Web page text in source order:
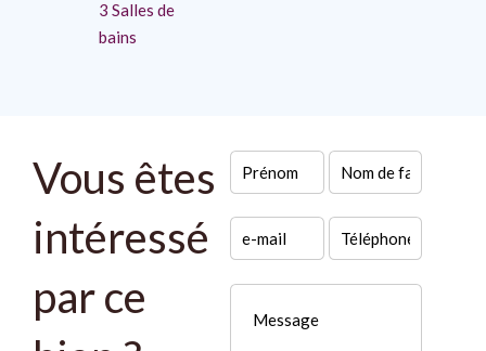
3 Salles de
bains
Vous êtes
intéressé
par ce